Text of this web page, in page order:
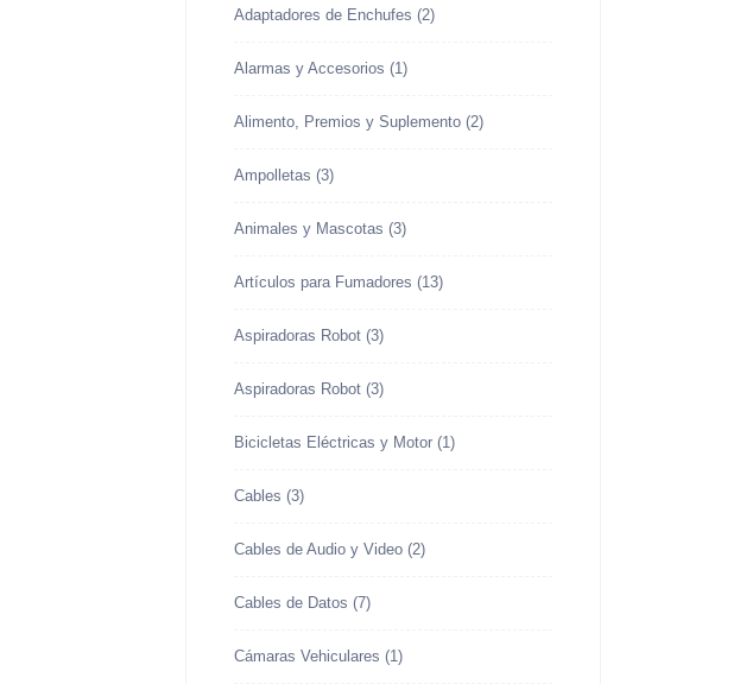
Adaptadores de Enchufes (2)
Alarmas y Accesorios (1)
Alimento, Premios y Suplemento (2)
Ampolletas (3)
Animales y Mascotas (3)
Artículos para Fumadores (13)
Aspiradoras Robot (3)
Aspiradoras Robot (3)
Bicicletas Eléctricas y Motor (1)
Cables (3)
Cables de Audio y Video (2)
Cables de Datos (7)
Cámaras Vehiculares (1)